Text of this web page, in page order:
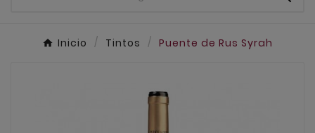
Inicio Tintos Puente de Rus Syrah